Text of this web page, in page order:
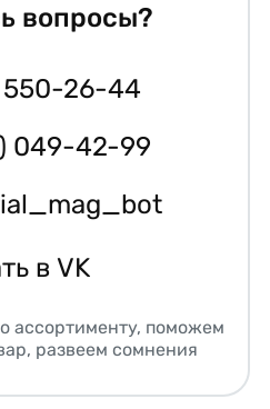
вопросы?
550-26-44
049-42-99
в VK
ассортименту, поможем
развеем сомнения